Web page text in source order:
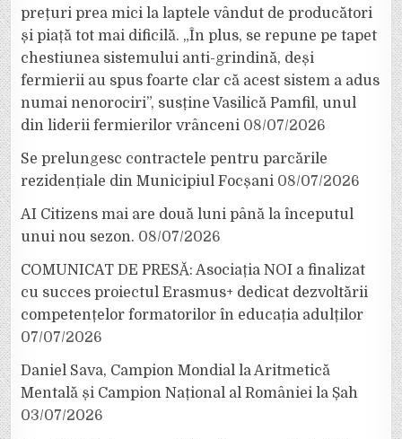
prețuri prea mici la laptele vândut de producători
și piață tot mai dificilă. „În plus, se repune pe tapet
chestiunea sistemului anti-grindină, deși
fermierii au spus foarte clar că acest sistem a adus
numai nenorociri”, susține Vasilică Pamfil, unul
din liderii fermierilor vrânceni 08/07/2026
Se prelungesc contractele pentru parcările
rezidențiale din Municipiul Focșani 08/07/2026
AI Citizens mai are două luni până la începutul
unui nou sezon. 08/07/2026
COMUNICAT DE PRESĂ: Asociația NOI a finalizat
cu succes proiectul Erasmus+ dedicat dezvoltării
competențelor formatorilor în educația adulților
07/07/2026
Daniel Sava, Campion Mondial la Aritmetică
Mentală și Campion Național al României la Șah
03/07/2026